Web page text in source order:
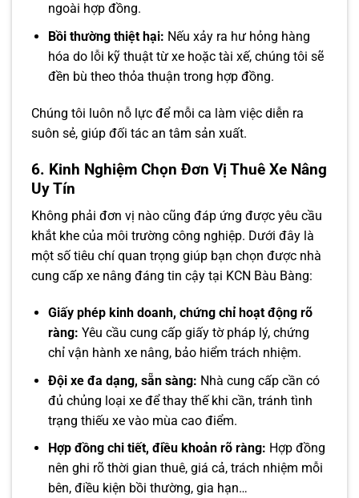
ngoài hợp đồng.
Bồi thường thiệt hại: Nếu xảy ra hư hỏng hàng
hóa do lỗi kỹ thuật từ xe hoặc tài xế, chúng tôi sẽ
đền bù theo thỏa thuận trong hợp đồng.
Chúng tôi luôn nỗ lực để mỗi ca làm việc diễn ra
suôn sẻ, giúp đối tác an tâm sản xuất.
6. Kinh Nghiệm Chọn Đơn Vị Thuê Xe Nâng
Uy Tín
Không phải đơn vị nào cũng đáp ứng được yêu cầu
khắt khe của môi trường công nghiệp. Dưới đây là
một số tiêu chí quan trọng giúp bạn chọn được nhà
cung cấp xe nâng đáng tin cậy tại KCN Bàu Bàng:
Giấy phép kinh doanh, chứng chỉ hoạt động rõ
ràng: Yêu cầu cung cấp giấy tờ pháp lý, chứng
chỉ vận hành xe nâng, bảo hiểm trách nhiệm.
Đội xe đa dạng, sẵn sàng: Nhà cung cấp cần có
đủ chủng loại xe để thay thế khi cần, tránh tình
trạng thiếu xe vào mùa cao điểm.
Hợp đồng chi tiết, điều khoản rõ ràng: Hợp đồng
nên ghi rõ thời gian thuê, giá cả, trách nhiệm mỗi
bên, điều kiện bồi thường, gia hạn…